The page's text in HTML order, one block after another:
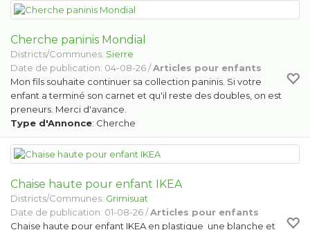
Cherche paninis Mondial
Districts/Communes: Sierre
Date de publication: 04-08-26 /Articles pour enfants
Mon fils souhaite continuer sa collection paninis. Si votre
enfant a terminé son carnet et qu'il reste des doubles, on est
preneurs. Merci d'avance.
Type d'Annonce: Cherche
Chaise haute pour enfant IKEA
Districts/Communes: Grimisuat
Date de publication: 01-08-26 /Articles pour enfants
Chaise haute pour enfant IKEA en plastique une blanche et